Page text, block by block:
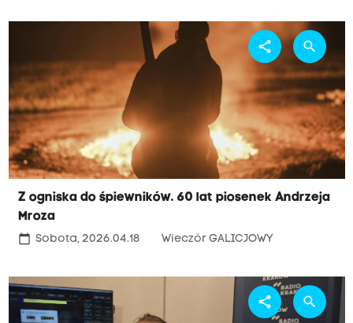
Z ogniska do śpiewników. 60 lat piosenek Andrzeja
Mroza
calendar_today Sobota, 2026.04.18 Wieczór GALICJOWY
share search
share search